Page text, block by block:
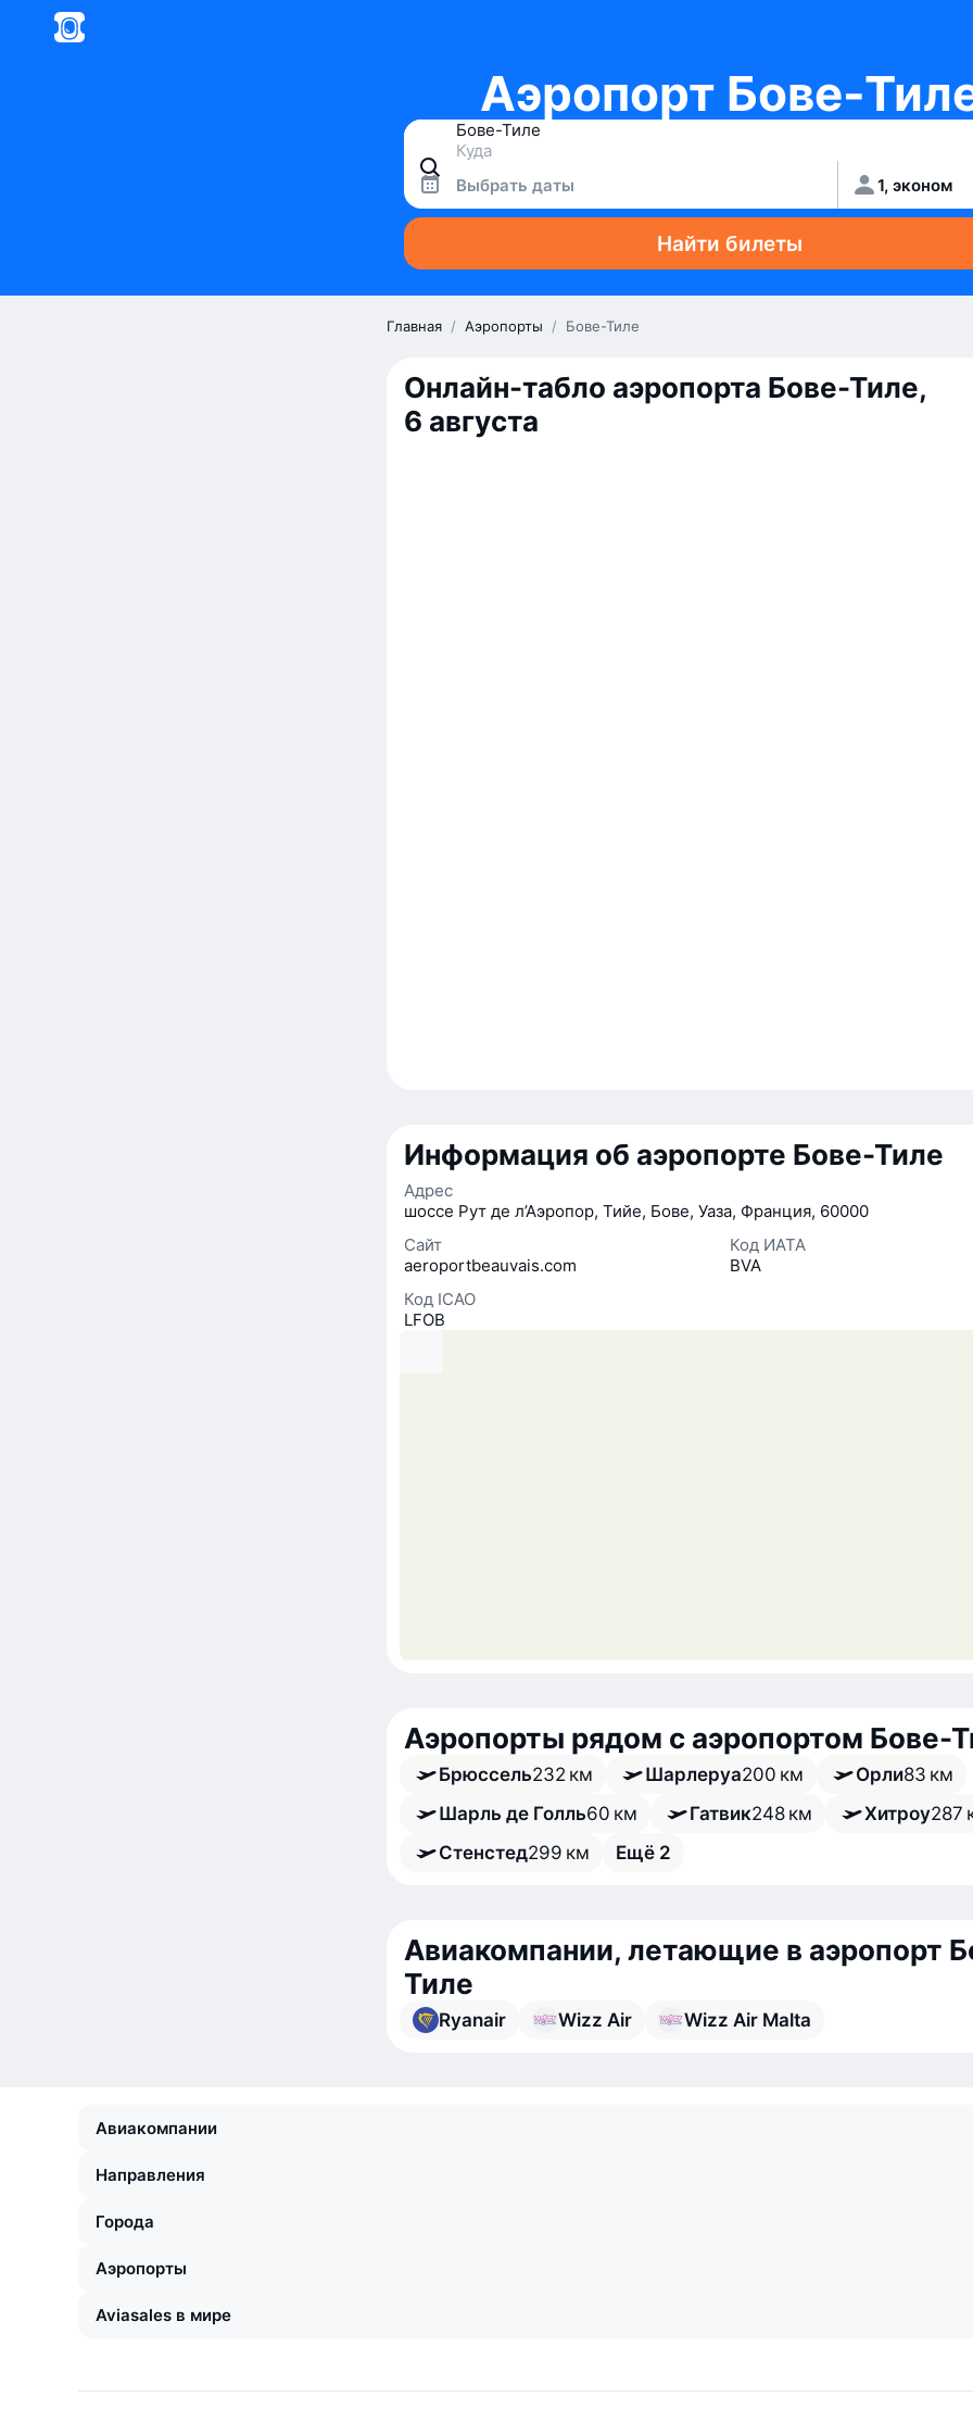
Аэропорт Бове-
Выбрать даты 1, эконом
Найти билеты
Главная / Аэропорты / Бове-Тиле
Онлайн-табло аэропорта Бове-Тиле,
6 августа
Информация об аэропорте Бове-Тиле
Адрес
шоссе Рут де л’Аэропор, Тийе, Бове, Уаза, Франция, 60000
Сайт
aeroportbeauvais.com
Код ИАТА
BVA
Код ICAO
LFOB
Аэропорты рядом с аэропортом Бове-
Брюссель232 км Шарлеруа200 км Орли83 км
Шарль де Голль60 км Гатвик248 км Хитроу287
Стенстед299 км Ещё 2
Авиакомпании, летающие в аэропорт
Тиле
Ryanair Wizz Air Wizz Air Malta
Авиакомпании
Направления
Города
Аэропорты
Aviasales в мире